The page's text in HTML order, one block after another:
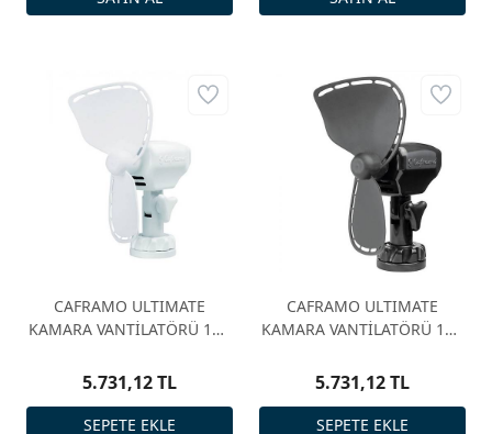
CAFRAMO ULTIMATE
KAMARA VANTİLATÖRÜ 12V
5.731,12 TL
CAFRAMO ULTIMATE
KAMARA VANTİLATÖRÜ 12V
5.731,12 TL